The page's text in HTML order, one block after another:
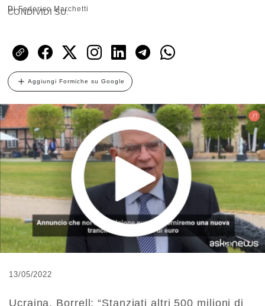
DiFederico Marchetti
CONDIVIDI SU:
Aggiungi Formiche su Google
13/05/2022
Ucraina, Borrell: “Stanziati altri 500 milioni di